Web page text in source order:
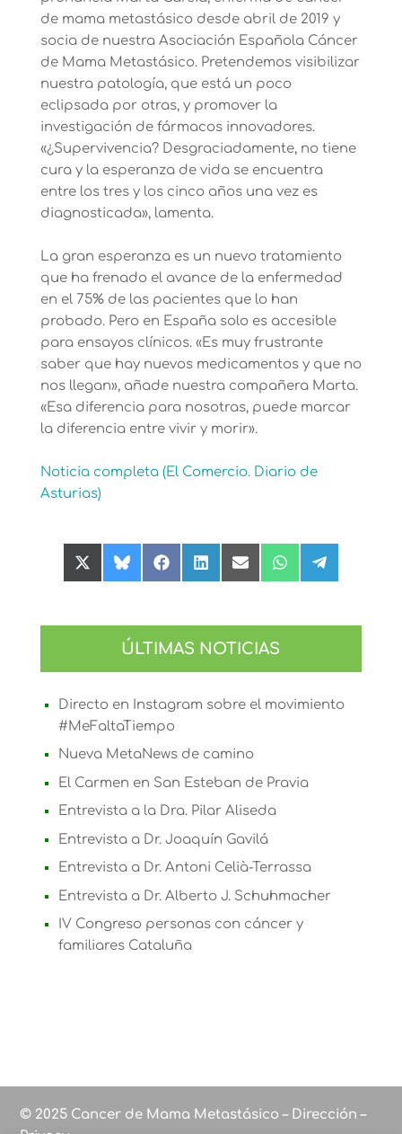
de mama metastásico desde abril de 2019 y
socia de nuestra Asociación Española Cáncer
de Mama Metastásico. Pretendemos visibilizar
nuestra patología, que está un poco
eclipsada por otras, y promover la
investigación de fármacos innovadores.
«¿Supervivencia? Desgraciadamente, no tiene
cura y la esperanza de vida se encuentra
entre los tres y los cinco años una vez es
diagnosticada», lamenta.
La gran esperanza es un nuevo tratamiento
que ha frenado el avance de la enfermedad
en el 75% de las pacientes que lo han
probado. Pero en España solo es accesible
para ensayos clínicos. «Es muy frustrante
saber que hay nuevos medicamentos y que no
nos llegan», añade nuestra compañera Marta.
«Esa diferencia para nosotras, puede marcar
la diferencia entre vivir y morir».
Noticia completa (El Comercio. Diario de
Asturias)
Compartir
en
Compartir
en
Compartir
en
Compartir
en
Compartir
en
Compartir
en
Compartir
en
ÚLTIMAS NOTICIAS
Directo en Instagram sobre el movimiento
#MeFaltaTiempo
Nueva MetaNews de camino
El Carmen en San Esteban de Pravia
Entrevista a la Dra. Pilar Aliseda
Entrevista a Dr. Joaquín Gavilá
Entrevista a Dr. Antoni Celià-Terrassa
Entrevista a Dr. Alberto J. Schuhmacher
IV Congreso personas con cáncer y
familiares Cataluña
© 2025 Cancer de Mama Metastásico – Dirección –